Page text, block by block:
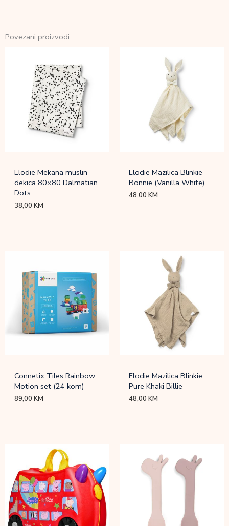
Povezani proizvodi
Elodie Mekana muslin
dekica 80×80 Dalmatian
Dots
38,00KM
Elodie Mazilica Blinkie
Bonnie (Vanilla White)
48,00KM
Connetix Tiles Rainbow
Motion set (24 kom)
89,00KM
Elodie Mazilica Blinkie
Pure Khaki Billie
48,00KM